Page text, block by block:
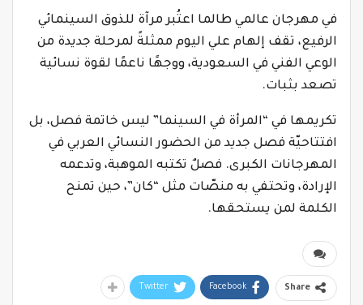
في مهرجان عالمي طالما اعتُبر مرآة للذوق السينمائي
الرفيع، تقف إلهام علي اليوم ممثلةً لمرحلة جديدة من
الوعي الفني في السعودية، ووجهًا ناعمًا لقوة نسائية
تصعد بثبات.
تكريمها في “المرأة في السينما” ليس خاتمة فصل، بل
افتتاحيّة فصل جديد من الحضور النسائي العربي في
المهرجانات الكبرى. فصلٌ تكتبه الموهبة، وتدعمه
الإرادة، وتحتفي به منصّات مثل “كان”، حين تمنح
الكلمة لمن يستحقها.
Share
Facebook
Twitter